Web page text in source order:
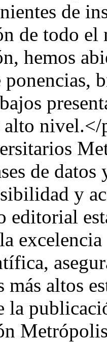
de
de todo el
hemos
alto
de
y
editorial
más altos
la